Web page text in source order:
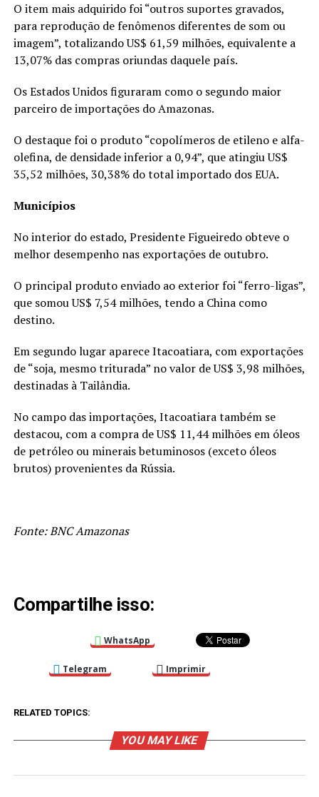
O item mais adquirido foi “outros suportes gravados,
para reprodução de fenômenos diferentes de som ou
imagem”, totalizando US$ 61,59 milhões, equivalente a
13,07% das compras oriundas daquele país.
Os Estados Unidos figuraram como o segundo maior
parceiro de importações do Amazonas.
O destaque foi o produto “copolímeros de etileno e alfa-
olefina, de densidade inferior a 0,94”, que atingiu US$
35,52 milhões, 30,38% do total importado dos EUA.
Municípios
No interior do estado, Presidente Figueiredo obteve o
melhor desempenho nas exportações de outubro.
O principal produto enviado ao exterior foi “ferro-ligas”,
que somou US$ 7,54 milhões, tendo a China como
destino.
Em segundo lugar aparece Itacoatiara, com exportações
de “soja, mesmo triturada” no valor de US$ 3,98 milhões,
destinadas à Tailândia.
No campo das importações, Itacoatiara também se
destacou, com a compra de US$ 11,44 milhões em óleos
de petróleo ou minerais betuminosos (exceto óleos
brutos) provenientes da Rússia.
Fonte: BNC Amazonas
Compartilhe isso:
WhatsApp
Telegram Imprimir
RELATED TOPICS:
YOU MAY LIKE